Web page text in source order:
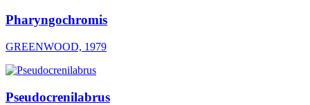
Pharyngochromis
GREENWOOD, 1979
Pseudocrenilabrus